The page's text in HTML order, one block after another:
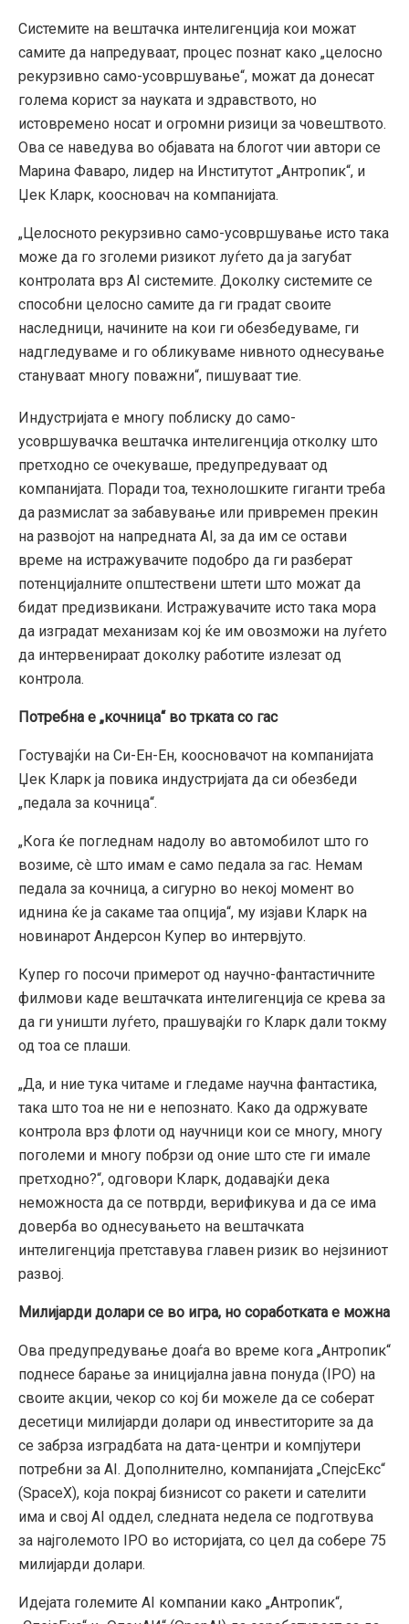
Системите на вештачка интелигенција кои можат
самите да напредуваат, процес познат како „целосно
рекурзивно само-усовршување“, можат да донесат
голема корист за науката и здравството, но
истовремено носат и огромни ризици за човештвото.
Ова се наведува во објавата на блогот чии автори се
Марина Фаваро, лидер на Институтот „Антропик“, и
Џек Кларк, коосновач на компанијата.
„Целосното рекурзивно само-усовршување исто така
може да го зголеми ризикот луѓето да ја загубат
контролата врз AI системите. Доколку системите се
способни целосно самите да ги градат своите
наследници, начините на кои ги обезбедуваме, ги
надгледуваме и го обликуваме нивното однесување
стануваат многу поважни“, пишуваат тие.
Индустријата е многу поблиску до само-
усовршувачка вештачка интелигенција отколку што
претходно се очекуваше, предупредуваат од
компанијата. Поради тоа, технолошките гиганти треба
да размислат за забавување или привремен прекин
на развојот на напредната AI, за да им се остави
време на истражувачите подобро да ги разберат
потенцијалните општествени штети што можат да
бидат предизвикани. Истражувачите исто така мора
да изградат механизам кој ќе им овозможи на луѓето
да интервенираат доколку работите излезат од
контрола.
Потребна е „кочница“ во трката со гас
Гостувајќи на Си-Ен-Ен, коосновачот на компанијата
Џек Кларк ја повика индустријата да си обезбеди
„педала за кочница“.
„Кога ќе погледнам надолу во автомобилот што го
возиме, сè што имам е само педала за гас. Немам
педала за кочница, а сигурно во некој момент во
иднина ќе ја сакаме таа опција“, му изјави Кларк на
новинарот Андерсон Купер во интервјуто.
Купер го посочи примерот од научно-фантастичните
филмови каде вештачката интелигенција се крева за
да ги уништи луѓето, прашувајќи го Кларк дали токму
од тоа се плаши.
„Да, и ние тука читаме и гледаме научна фантастика,
така што тоа не ни е непознато. Како да одржувате
контрола врз флоти од научници кои се многу, многу
поголеми и многу побрзи од оние што сте ги имале
претходно?“, одговори Кларк, додавајќи дека
неможноста да се потврди, верификува и да се има
доверба во однесувањето на вештачката
интелигенција претставува главен ризик во нејзиниот
развој.
Милијарди долари се во игра, но соработката е можна
Ова предупредување доаѓа во време кога „Антропик“
поднесе барање за иницијална јавна понуда (IPO) на
своите акции, чекор со кој би можеле да се соберат
десетици милијарди долари од инвеститорите за да
се забрза изградбата на дата-центри и компјутери
потребни за AI. Дополнително, компанијата „СпејсЕкс“
(SpaceX), која покрај бизнисот со ракети и сателити
има и свој AI оддел, следната недела се подготвува
за најголемото IPO во историјата, со цел да собере 75
милијарди долари.
Идејата големите AI компании како „Антропик“,